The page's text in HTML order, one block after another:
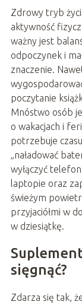
Zdrowy tryb
aktywność
ważny jest
odpoczynek i
znaczenie.
poczytanie
Mnóstwo osób
o wakacjach i
potrzebuje
„naładować
wyłączyć
laptopie oraz
świeżym
przyjaciółmi w
w dziesiątkę.
sięgnąć?
Zdarza się tak,